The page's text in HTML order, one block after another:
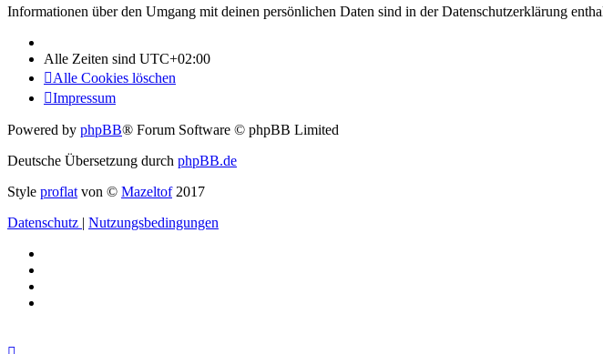
Informationen über den Umgang mit deinen persönlichen Daten sind in der Datenschutzerklärung
Alle Zeiten sind UTC+02:00
Alle Cookies löschen
Impressum
Powered by phpBB® Forum Software © phpBB Limited
Deutsche Übersetzung durch phpBB.de
Style proflat von © Mazeltof2017
Datenschutz | Nutzungsbedingungen